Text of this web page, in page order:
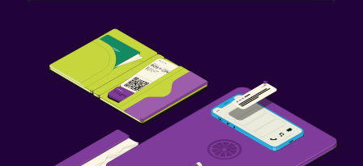
Enchufe cerca de la cama
Armario o clóset
Fax/fotocopiadora